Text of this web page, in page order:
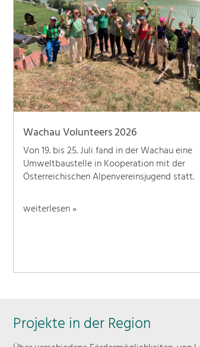
Wachau Volunteers 2026
Von 19. bis 25. Juli fand in der Wachau eine
Umweltbaustelle in Kooperation mit der
Österreichischen Alpenvereinsjugend statt.
weiterlesen »
Projekte in der Region